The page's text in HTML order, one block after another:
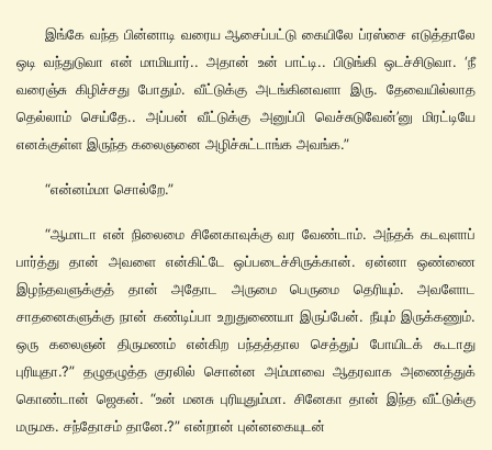
இங்கே வந்த பின்னாடி வரைய ஆசைப்பட்டு கையிலே ப்ரஸ்சை எடுத்தாலே
ஒடி வந்துடுவா என் மாமியார்.. அதான் உன் பாட்டி.. பிடுங்கி ஒடச்சிடுவா. ‘நீ
வரைஞ்சு கிழிச்சது போதும். வீட்டுக்கு அடங்கினவளா இரு. தேவையில்லாத
தெல்லாம் செய்தே.. அப்பன் வீட்டுக்கு அனுப்பி வெச்சுடுவேன்’னு மிரட்டியே
எனக்குள்ள இருந்த கலைஞனை அழிச்சுட்டாங்க அவங்க.”
“என்னம்மா சொல்றே.”
“ஆமாடா என் நிலைமை சினேகாவுக்கு வர வேண்டாம். அந்தக் கடவுளாப்
பார்த்து தான் அவளை என்கிட்டே ஒப்படைச்சிருக்கான். ஏன்னா ஒண்ணை
இழந்தவளுக்குத் தான் அதோட அருமை பெருமை தெரியும். அவளோட
சாதனைகளுக்கு நான் கண்டிப்பா உறுதுணையா இருப்பேன். நீயும் இருக்கணும்.
ஒரு கலைஞன் திருமணம் என்கிற பந்தத்தால செத்துப் போயிடக் கூடாது
புரியுதா.?” தழுதழுத்த குரலில் சொன்ன அம்மாவை ஆதரவாக அணைத்துக்
கொண்டான் ஜெகன். “உன் மனசு புரியுதும்மா. சினேகா தான் இந்த வீட்டுக்கு
மருமக. சந்தோசம் தானே.?” என்றான் புன்னகையுடன்